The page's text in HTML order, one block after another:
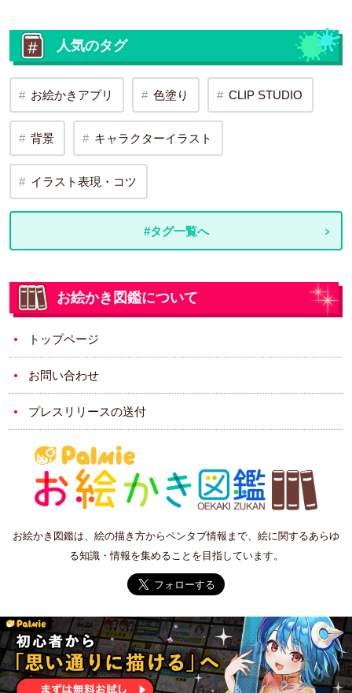
人気のタグ
お絵かきアプリ 色塗り CLIP STUDIO
背景 キャラクターイラスト
イラスト表現・コツ
#タグ一覧へ
お絵かき図鑑について
トップページ
お問い合わせ
プレスリリースの送付
お絵かき図鑑は、絵の描き方からペンタブ情報まで、絵に関するあらゆ
る知識・情報を集めることを目指しています。